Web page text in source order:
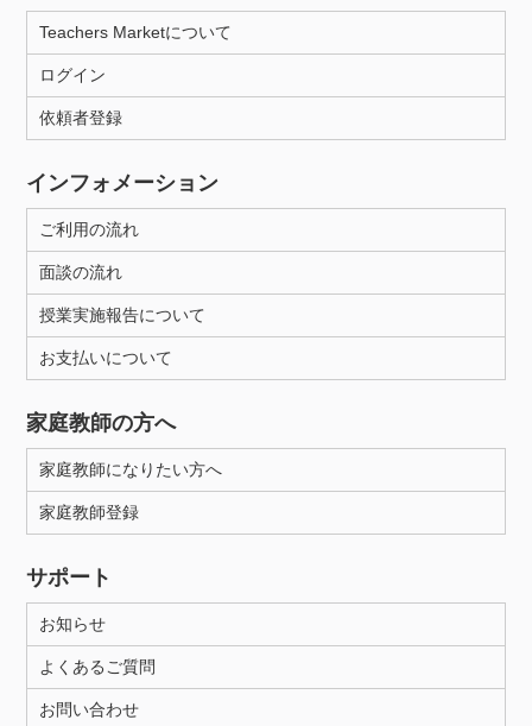
Teachers Marketについて
ログイン
依頼者登録
インフォメーション
ご利用の流れ
面談の流れ
授業実施報告について
お支払いについて
家庭教師の方へ
家庭教師になりたい方へ
家庭教師登録
サポート
お知らせ
よくあるご質問
お問い合わせ